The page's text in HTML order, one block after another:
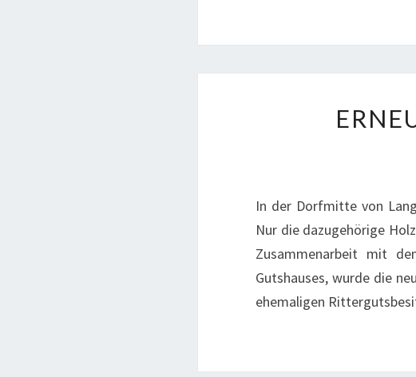
In der Dorfmitte von
Nur die dazugehörige
Zusammenarbeit mit
Gutshauses, wurde die
ehemaligen